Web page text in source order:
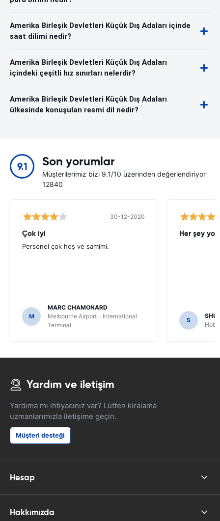
Amerika Birleşik Devletleri Küçük Dış Adaları içinde
saat dilimi nedir?
Amerika Birleşik Devletleri Küçük Dış Adaları
içindeki çeşitli hız sınırları nelerdir?
Amerika Birleşik Devletleri Küçük Dış Adaları
ülkesinde konuşulan resmi dil nedir?
9.1 Son yorumlar
Müşterilerimiz bizi 9.1/10 üzerinden değerlendiriyor
12840
30-12-2020
Çok iyi
Personel çok hoş ve samimi.
M
MARC CHAMONARD
Melbourne Airport - International
Terminal
Her şey
S
Yardım ve iletişim
Yardıma mı ihtiyacınız var? Lütfen kiralama
uzmanlarımızla iletişime geçin.
Müşteri desteği
Hesap
Hakkımızda